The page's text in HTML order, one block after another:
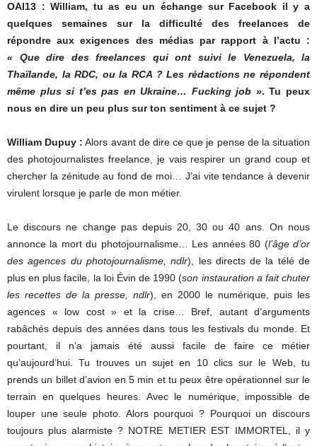
OAI13 : William, tu as eu un échange sur Facebook il y a
quelques semaines sur la difficulté des freelances de
répondre aux exigences des médias par rapport à l’actu :
« Que dire des freelances qui ont suivi le Venezuela, la
Thaïlande, la RDC, ou la RCA ? Les rédactions ne répondent
même plus si t’es pas en Ukraine… Fucking job ». Tu peux
nous en dire un peu plus sur ton sentiment à ce sujet ?
William Dupuy : Alors avant de dire ce que je pense de la situation
des photojournalistes freelance, je vais respirer un grand coup et
chercher la zénitude au fond de moi… J’ai vite tendance à devenir
virulent lorsque je parle de mon métier.
Le discours ne change pas depuis 20, 30 ou 40 ans. On nous
annonce la mort du photojournalisme… Les années 80 (l’âge d’or
des agences du photojournalisme, ndlr), les directs de la télé de
plus en plus facile, la loi Évin de 1990 (son instauration a fait chuter
les recettes de la presse, ndlr), en 2000 le numérique, puis les
agences « low cost » et la crise… Bref, autant d’arguments
rabâchés depuis des années dans tous les festivals du monde. Et
pourtant, il n’a jamais été aussi facile de faire ce métier
qu’aujourd’hui. Tu trouves un sujet en 10 clics sur le Web, tu
prends un billet d’avion en 5 min et tu peux être opérationnel sur le
terrain en quelques heures. Avec le numérique, impossible de
louper une seule photo. Alors pourquoi ? Pourquoi un discours
toujours plus alarmiste ? NOTRE METIER EST IMMORTEL, il y